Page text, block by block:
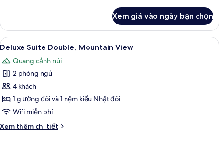
Presidential
Spa
Suite
Xem giá vào ngày bạn chọn
Xem
tất
cả
ảnh
Deluxe
Suite
Double,
View
Tủ lạnh, lò vi sóng, lò nướng, bếp nấu
6
Deluxe Suite Double, Mountain View
Quang cảnh núi
2 phòng ngủ
4 khách
1 giường đôi và 1 nệm kiểu Nhật đôi
Wifi miễn phí
Xem thêm chi tiết
Chi